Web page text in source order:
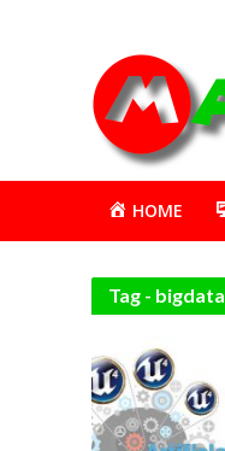
HOME
Tag - bigdata